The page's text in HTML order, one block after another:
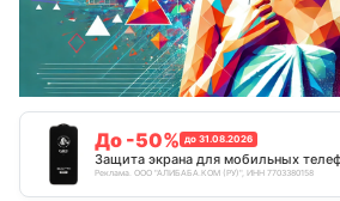
До -50% до 31.08.2026
Защита экрана для мобильных
Реклама. ООО "АЛИБАБА.КОМ (РУ)", ИНН 7703380158